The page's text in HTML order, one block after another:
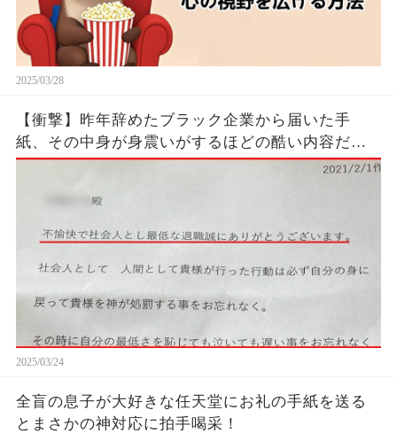
2025/03/28
【衝撃】昨年辞めたブラック企業から届いた手
紙、その中身が身震いがするほどの酷い内容だっ
た…...
2025/03/24
全盲の息子が大好きな任天堂にお礼の手紙を送る
とまさかの神対応に拍手喝采！